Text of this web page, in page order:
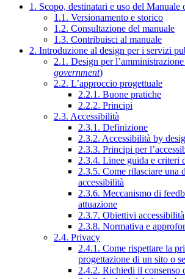
1. Scopo, destinatari e uso del Manuale
1.1. Versionamento e storico
1.2. Consultazione del manuale
1.3. Contribuisci al manuale
2. Introduzione al design per i servizi
2.1. Design per
government)
2.2. L’approccio progettuale
2.2.1. Buone pratiche
2.2.2. Principi
2.3. Accessibilità
2.3.1. Definizione
2.3.2. Accessibilità by
2.3.3. Principi per
2.3.4. Linee guida e criteri
2.3.5. Come rilasciare una
accessibilità
2.3.6. Meccanismo di
attuazione
2.3.7. Obiettivi accessibilità
2.3.8. Normativa e
2.4. Privacy
2.4.1. Come rispettare la
progettazione di un sito o
2.4.2. Richiedi il consenso